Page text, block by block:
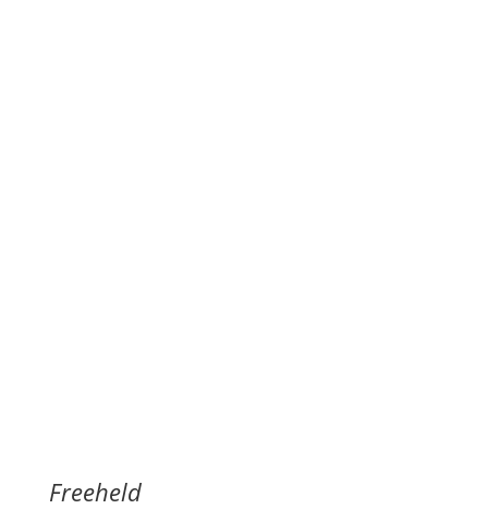
Freeheld